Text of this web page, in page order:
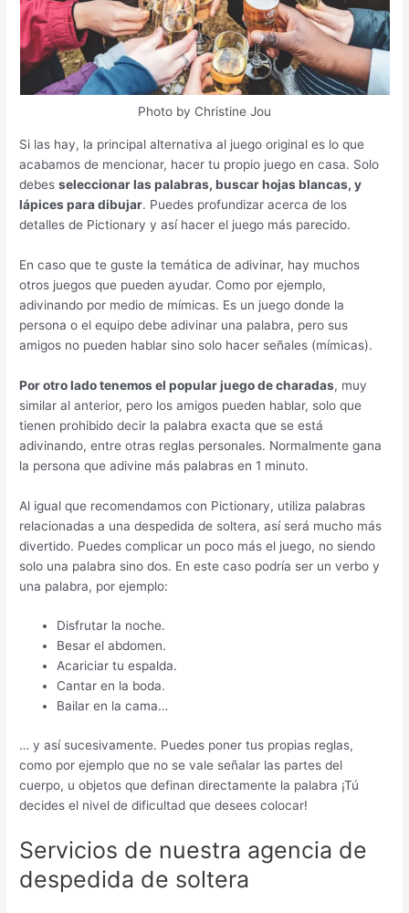
Photo by Christine Jou
Si las hay, la principal alternativa al juego original es lo que
acabamos de mencionar, hacer tu propio juego en casa. Solo
debesseleccionar las palabras, buscar hojas blancas, y
lápices para dibujar. Puedes profundizar acerca de los
detalles de Pictionary y así hacer el juego más parecido.
En caso que te guste la temática de adivinar, hay muchos
otros juegos que pueden ayudar. Como por ejemplo,
adivinando por medio de mímicas. Es un juego donde la
persona o el equipo debe adivinar una palabra, pero sus
amigos no pueden hablar sino solo hacer señales (mímicas).
Por otro lado tenemos el popular juego de charadas, muy
similar al anterior, pero los amigos pueden hablar, solo que
tienen prohibido decir la palabra exacta que se está
adivinando, entre otras reglas personales. Normalmente gana
la persona que adivine más palabras en 1 minuto.
Al igual que recomendamos con Pictionary, utiliza palabras
relacionadas a una despedida de soltera, así será mucho más
divertido. Puedes complicar un poco más el juego, no siendo
solo una palabra sino dos. En este caso podría ser un verbo y
una palabra, por ejemplo:
Disfrutar la noche.
Besar el abdomen.
Acariciar tu espalda.
Cantar en la boda.
Bailar en la cama…
… y así sucesivamente. Puedes poner tus propias reglas,
como por ejemplo que no se vale señalar las partes del
cuerpo, u objetos que definan directamente la palabra ¡Tú
decides el nivel de dificultad que desees colocar!
Servicios de nuestra agencia de
despedida de soltera